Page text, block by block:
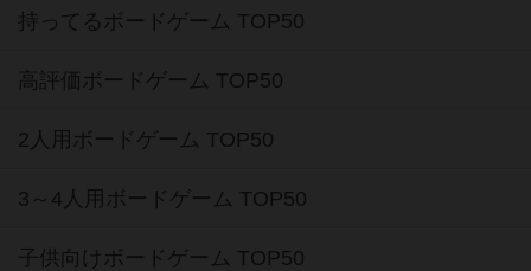
持ってるボードゲーム TOP50
高評価ボードゲーム TOP50
2人用ボードゲーム TOP50
3～4人用ボードゲーム TOP50
子供向けボードゲーム TOP50